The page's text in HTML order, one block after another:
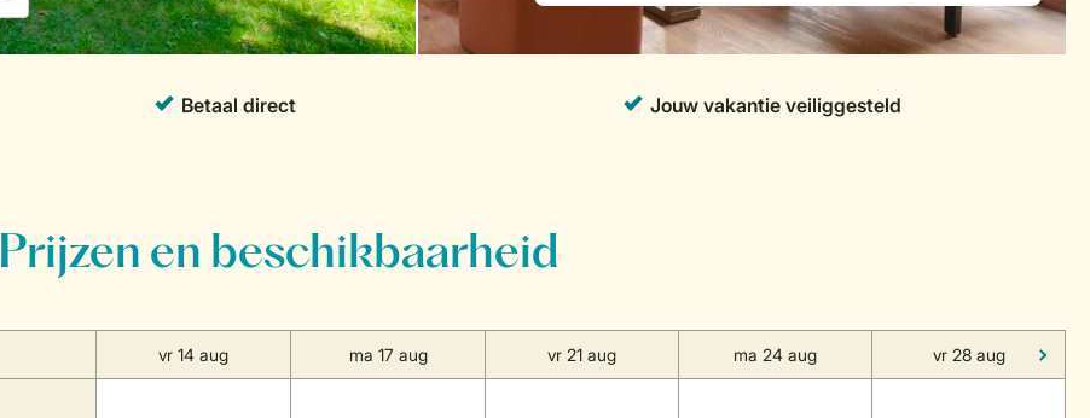
Prijzen en beschikbaarheid
vr 14 aug ma 17 aug vr 21 aug ma 24 aug vr 28 aug